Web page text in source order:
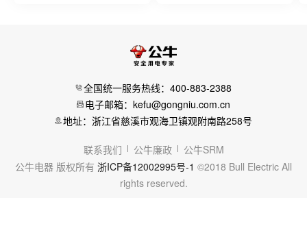
全国统一服务热线：400-883-2388
电子邮箱：kefu@gongniu.com.cn
地址：浙江省慈溪市观海卫镇观附南路258号
联系我们 公牛廉政
公牛SRM
公牛电器 版权所有 浙ICP备12002995号-1 ©2018 Bull Electric All
rights reserved.